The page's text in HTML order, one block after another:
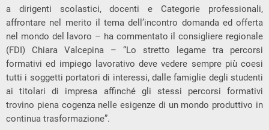
a dirigenti scolastici, docenti e Categorie professionali,
affrontare nel merito il tema dell’incontro domanda ed offerta
nel mondo del lavoro – ha commentato il consigliere regionale
(FDI) Chiara Valcepina – “Lo stretto legame tra percorsi
formativi ed impiego lavorativo deve vedere sempre più coesi
tutti i soggetti portatori di interessi, dalle famiglie degli studenti
ai titolari di impresa affinché gli stessi percorsi formativi
trovino piena cogenza nelle esigenze di un mondo produttivo in
continua trasformazione”.